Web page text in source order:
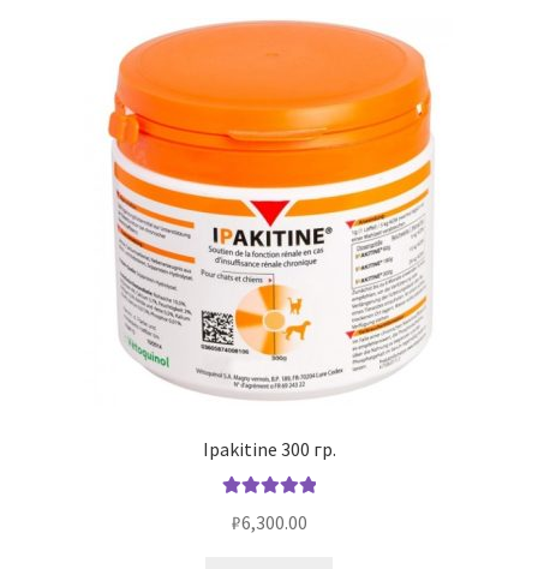
Ipakitinе 300 гр.
из 5
₽6,300.00